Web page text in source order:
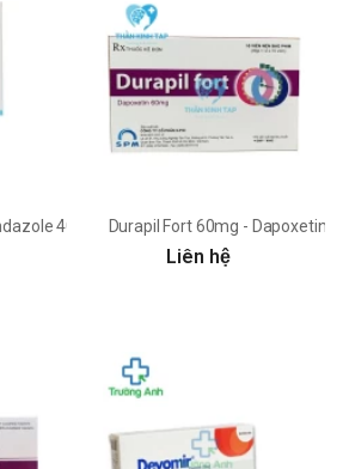
400mg SPMDurapil Fort 60mg - Dapoxetin
Liên hệ